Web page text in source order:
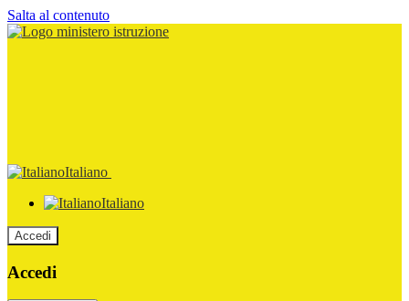
Salta al contenuto
Italiano
Italiano
Accedi
Accedi